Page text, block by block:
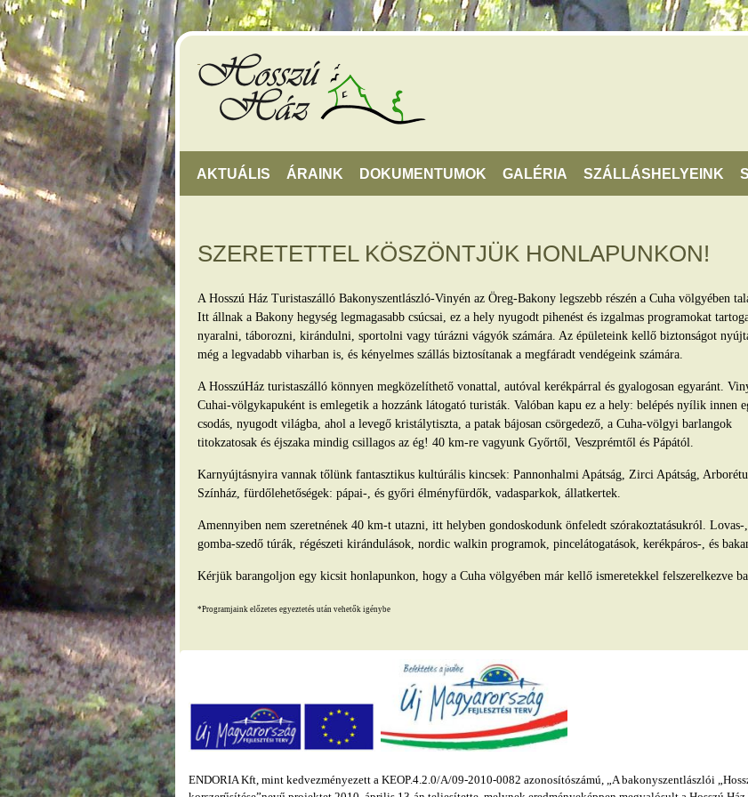
AKTUÁLIS ÁRAINK DOKUMENTUMOK GALÉRIA SZÁLLÁSHELYEINK
SZERETETTEL KÖSZÖNTJÜK HONLAPUNKON!
A Hosszú Ház Turistaszálló Bakonyszentlászló-Vinyén az Öreg-Bakony legszebb részén a Cuha völgyében
Itt állnak a Bakony hegység legmagasabb csúcsai, ez a hely nyugodt pihenést és izgalmas programokat
nyaralni, táborozni, kirándulni, sportolni vagy túrázni vágyók számára. Az épületeink kellő biztonságot
még a legvadabb viharban is, és kényelmes szállás biztosítanak a megfáradt vendégeink számára.
A HosszúHáz turistaszálló könnyen megközelíthető vonattal, autóval kerékpárral és gyalogosan egyaránt.
Cuhai-völgykapuként is emlegetik a hozzánk látogató turisták. Valóban kapu ez a hely: belépés nyílik innen
csodás, nyugodt világba, ahol a levegő kristálytiszta, a patak bájosan csörgedező, a Cuha-völgyi barlangok
titokzatosak és éjszaka mindig csillagos az ég! 40 km-re vagyunk Győrtől, Veszprémtől és Pápától.
Karnyújtásnyira vannak tőlünk fantasztikus kultúrális kincsek: Pannonhalmi Apátság, Zirci Apátság,
Színház, fürdőlehetőségek: pápai-, és győri élményfürdők, vadasparkok, állatkertek.
Amennyiben nem szeretnének 40 km-t utazni, itt helyben gondoskodunk önfeledt szórakoztatásukról.
gomba-szedő túrák, régészeti kirándulások, nordic walkin programok, pincelátogatások, kerékpáros-, és
Kérjük barangoljon egy kicsit honlapunkon, hogy a Cuha völgyében már kellő ismeretekkel felszerelkezve
*Programjaink előzetes egyeztetés után vehetők igénybe
ENDORIA Kft, mint kedvezményezett a KEOP.4.2.0/A/09-2010-0082 azonosítószámú, „A bakonyszentlászlói